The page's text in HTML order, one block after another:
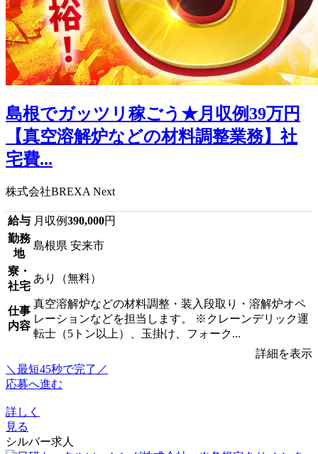
島根でガッツリ稼ごう★月収例39万円
【真空溶解炉などの材料調整業務】社
宅費...
株式会社BREXA Next
給与 月収例390,000円
勤務
地
島根県 安来市
寮・
社宅
あり（無料）
仕事
内容
真空溶解炉などの材料調整・装入段取り・溶解炉オペ
レーションなどを担当します。 ※クレーンデリック運
転士（5トン以上）、玉掛け、フォーク...
詳細を表示
＼最短45秒で完了／
応募へ進む
詳しく
見る
シルバー求人